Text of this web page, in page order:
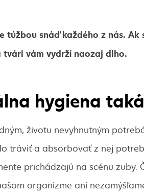
túžbou snáď každého z nás. Ak
vám vydrží naozaj dlho.
hygiena
životu nevyhnutným
tráviť a absorbovať z nej
prichádzajú na scénu zuby.
organizme ani